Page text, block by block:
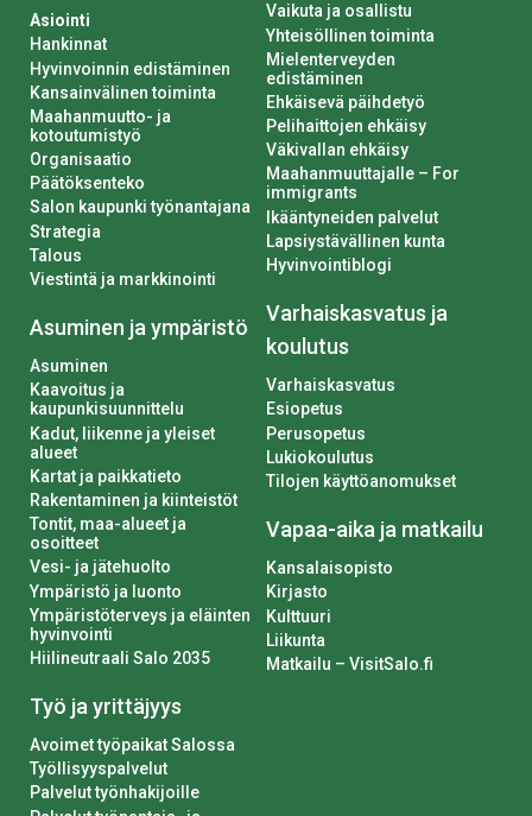
Asiointi
Hankinnat
Hyvinvoinnin edistäminen
Kansainvälinen toiminta
Maahanmuutto- ja
kotoutumistyö
Organisaatio
Päätöksenteko
Salon kaupunki työnantajana
Strategia
Talous
Viestintä ja markkinointi
Asuminen ja ympäristö
Asuminen
Kaavoitus ja
kaupunkisuunnittelu
Kadut, liikenne ja yleiset
alueet
Kartat ja paikkatieto
Rakentaminen ja kiinteistöt
Tontit, maa-alueet ja
osoitteet
Vesi- ja jätehuolto
Ympäristö ja luonto
Ympäristöterveys ja eläinten
hyvinvointi
Hiilineutraali Salo 2035
Työ ja yrittäjyys
Avoimet työpaikat Salossa
Työllisyyspalvelut
Palvelut työnhakijoille
Vaikuta ja osallistu
Yhteisöllinen toiminta
Mielenterveyden
edistäminen
Ehkäisevä päihdetyö
Pelihaittojen ehkäisy
Väkivallan ehkäisy
Maahanmuuttajalle – For
immigrants
Ikääntyneiden palvelut
Lapsiystävällinen kunta
Hyvinvointiblogi
Varhaiskasvatus ja
koulutus
Varhaiskasvatus
Esiopetus
Perusopetus
Lukiokoulutus
Tilojen käyttöanomukset
Vapaa-aika ja matkailu
Kansalaisopisto
Kirjasto
Kulttuuri
Liikunta
Matkailu – VisitSalo.fi